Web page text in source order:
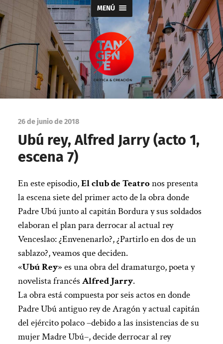
MENÚ
Tangente
26 de junio de 2018
Ubú rey, Alfred Jarry (acto 1,
escena 7)
En este episodio,El club de Teatronos presenta
la escena siete del primer acto de la obra donde
Padre Ubú junto al capitán Bordura y sus soldados
elaboran el plan para derrocar al actual rey
Venceslao: ¿Envenenarlo?, ¿Partirlo en dos de un
sablazo?, veamos que deciden.
«Ubú Rey» es una obra del dramaturgo, poeta y
novelista francés Alfred Jarry.
La obra está compuesta por seis actos en donde
Padre Ubú antiguo rey de Aragón y actual capitán
del ejército polaco –debido a las insistencias de su
mujer Madre Ubú–, decide derrocar al rey